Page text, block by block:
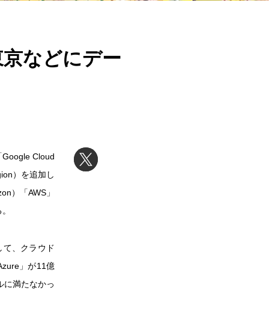
などにデー
Cloud
）を追加し
）「AWS」
、クラウド
」が11億
に満たなかっ